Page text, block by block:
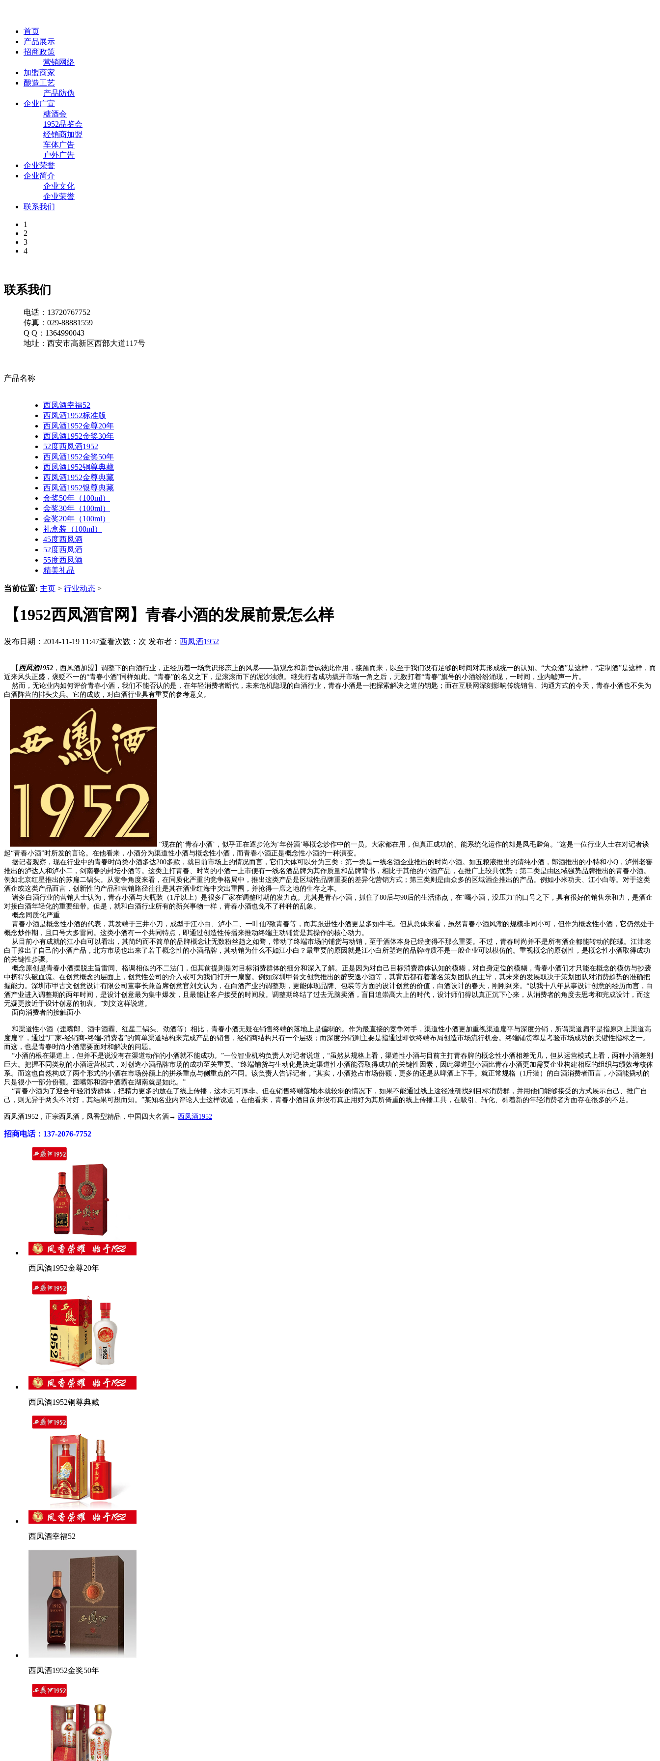
首页
产品展示
招商政策
营销网络
加盟商家
酿造工艺
产品防伪
企业广宣
糖酒会
1952品鉴会
经销商加盟
车体广告
户外广告
企业荣誉
企业简介
企业文化
企业荣誉
联系我们
1
2
3
4
联系我们
电话：13720767752
传真：029-88881559
Q Q：1364990043
地址：西安市高新区西部大道117号
产品名称
西凤酒幸福52
西凤酒1952标准版
西凤酒1952金尊20年
西凤酒1952金奖30年
52度西凤酒1952
西凤酒1952金奖50年
西凤酒1952铜尊典藏
西凤酒1952金尊典藏
西凤酒1952银尊典藏
金奖50年（100ml）
金奖30年（100ml）
金奖20年（100ml）
礼盒装（100ml）
45度西凤酒
52度西凤酒
55度西凤酒
精美礼品
当前位置: 主页 > 行业动态 >
【1952西凤酒官网】青春小酒的发展前景怎么样
发布日期：2014-11-19 11:47查看次数： 次 发布者： 西凤酒1952
【 西凤酒1952 ，西凤酒加盟】调整下的白酒行业，正经历着一场意识形态上的风暴——新观念和新尝试彼此作用，接踵而来，以至于我们没有足够的时间对其形成统一的认知。“大众酒”是这样，“定制酒”是这样，而
近来风头正盛，褒贬不一的“青春小酒”同样如此。“青春”的名义之下，是滚滚而下的泥沙浊浪。继先行者成功撬开市场一角之后，无数打着“青春”旗号的小酒纷纷涌现，一时间，业内嘘声一片。
然而，无论业内如何评价青春小酒，我们不能否认的是，在年轻消费者断代，未来危机隐现的白酒行业，青春小酒是一把探索解决之道的钥匙；而在互联网深刻影响传统销售、沟通方式的今天，青春小酒也不失为
白酒阵营的排头尖兵。它的成败，对白酒行业具有重要的参考意义。
“现在的‘青春小酒’，似乎正在逐步沦为‘年份酒’等概念炒作中的一员。大家都在用，但真正成功的、能系统化运作的却是凤毛麟角。”这是一位行业人士在对记者谈
起“青春小酒”时所发的言论。在他看来，小酒分为渠道性小酒与概念性小酒，而青春小酒正是概念性小酒的一种演变。
据记者观察，现在行业中的青春时尚类小酒多达200多款，就目前市场上的情况而言，它们大体可以分为三类：第一类是一线名酒企业推出的时尚小酒。如五粮液推出的清纯小酒，郎酒推出的小特和小Q，泸州老窖
推出的泸达人和泸小二，剑南春的封坛小酒等。这类主打青春、时尚的小酒一上市便有一线名酒品牌为其作质量和品牌背书，相比于其他的小酒产品，在推广上较具优势；第二类是由区域强势品牌推出的青春小酒。
例如北京红星推出的苏扁二锅头。从竞争角度来看，在同质化严重的竞争格局中，推出这类产品是区域性品牌重要的差异化营销方式；第三类则是由众多的区域酒企推出的产品。例如小米功夫、江小白等。对于这类
酒企或这类产品而言，创新性的产品和营销路径往往是其在酒业红海中突出重围，并抢得一席之地的生存之本。
诸多白酒行业的营销人士认为，青春小酒与大瓶装（1斤以上）是很多厂家在调整时期的发力点。尤其是青春小酒，抓住了80后与90后的生活痛点，在‘喝小酒，没压力’的口号之下，具有很好的销售亲和力，是酒企
对接白酒年轻化的重要纽带。但是，就和白酒行业所有的新兴事物一样，青春小酒也免不了种种的乱象。
概念同质化严重
青春小酒是概念性小酒的代表，其发端于三井小刀，成型于江小白、泸小二、一叶仙?致青春等，而其跟进性小酒更是多如牛毛。但从总体来看，虽然青春小酒风潮的规模非同小可，但作为概念性小酒，它仍然处于
概念炒作期，且口号大多雷同。这类小酒有一个共同特点，即通过创造性传播来推动终端主动铺货是其操作的核心动力。
从目前小有成就的江小白可以看出，其简约而不简单的品牌概念让无数粉丝趋之如骛，带动了终端市场的铺货与动销，至于酒体本身已经变得不那么重要。不过，青春时尚并不是所有酒企都能转动的陀螺。江津老
白干推出了自己的小酒产品，北方市场也出来了若干概念性的小酒品牌，其动销为什么不如江小白？最重要的原因就是江小白所塑造的品牌特质不是一般企业可以模仿的。重视概念的原创性，是概念性小酒取得成功
的关键性步骤。
概念原创是青春小酒摆脱主旨雷同、格调相似的不二法门，但其前提则是对目标消费群体的细分和深入了解。正是因为对自己目标消费群体认知的模糊，对自身定位的模糊，青春小酒们才只能在概念的模仿与抄袭
中挤得头破血流。在创意概念的层面上，创意性公司的介入或可为我们打开一扇窗。例如深圳甲骨文创意推出的醉安逸小酒等，其背后都有着著名策划团队的主导，其未来的发展取决于策划团队对消费趋势的准确把
握能力。深圳市甲古文创意设计有限公司董事长兼首席创意官刘文认为，在白酒产业的调整期，更能体现品牌、包装等方面的设计创意的价值，白酒设计的春天，刚刚到来。“以我十八年从事设计创意的经历而言，白
酒产业进入调整期的两年时间，是设计创意最为集中爆发，且最能让客户接受的时间段。调整期终结了过去无脑卖酒，盲目追崇高大上的时代，设计师们得以真正沉下心来，从消费者的角度去思考和完成设计，而这
无疑更接近于设计创意的初衷。”刘文这样说道。
面向消费者的接触面小
和渠道性小酒（歪嘴郎、酒中酒霸、红星二锅头、劲酒等）相比，青春小酒无疑在销售终端的落地上是偏弱的。作为最直接的竞争对手，渠道性小酒更加重视渠道扁平与深度分销，所谓渠道扁平是指原则上渠道高
度扁平，通过“厂家-经销商-终端-消费者”的简单渠道结构来完成产品的销售，经销商结构只有一个层级；而深度分销则主要是指通过即饮终端布局创造市场流行机会。终端铺货率是考验市场成功的关键性指标之一。
而这，也是青春时尚小酒需要面对和解决的问题。
“小酒的根在渠道上，但并不是说没有在渠道动作的小酒就不能成功。”一位智业机构负责人对记者说道，“虽然从规格上看，渠道性小酒与目前主打青春牌的概念性小酒相差无几，但从运营模式上看，两种小酒差别
巨大。把握不同类别的小酒运营模式，对创造小酒品牌市场的成功至关重要。”终端铺货与生动化是决定渠道性小酒能否取得成功的关键性因素，因此渠道型小酒比青春小酒更加需要企业构建相应的组织与绩效考核体
系。而这也自然构成了两个形式的小酒在市场份额上的拼杀重点与侧重点的不同。该负责人告诉记者，“其实，小酒抢占市场份额，更多的还是从啤酒上下手。就正常规格（1斤装）的白酒消费者而言，小酒能撬动的
只是很小一部分份额。歪嘴郎和酒中酒霸在湖南就是如此。”
“青春小酒为了迎合年轻消费群体，把精力更多的放在了线上传播，这本无可厚非。但在销售终端落地本就较弱的情况下，如果不能通过线上途径准确找到目标消费群，并用他们能够接受的方式展示自己、推广自
己，则无异于两头不讨好，其结果可想而知。”某知名业内评论人士这样说道，在他看来，青春小酒目前并没有真正用好为其所倚重的线上传播工具，在吸引、转化、黏着新的年轻消费者方面存在很多的不足。
西凤酒1952，正宗西凤酒，凤香型精品，中国四大名酒→ 西凤酒1952
招商电话：137-2076-7752
西凤酒1952金尊20年
西凤酒1952铜尊典藏
西凤酒幸福52
西凤酒1952金奖50年